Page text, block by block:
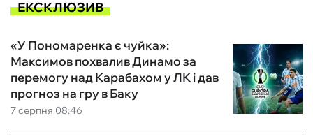
ЕКСКЛЮЗИВ
7 серпня 08:46
«У Пономаренка є чуйка»:
Максимов похвалив Динамо за
перемогу над Карабахом у ЛК і дав
прогноз на гру в Баку